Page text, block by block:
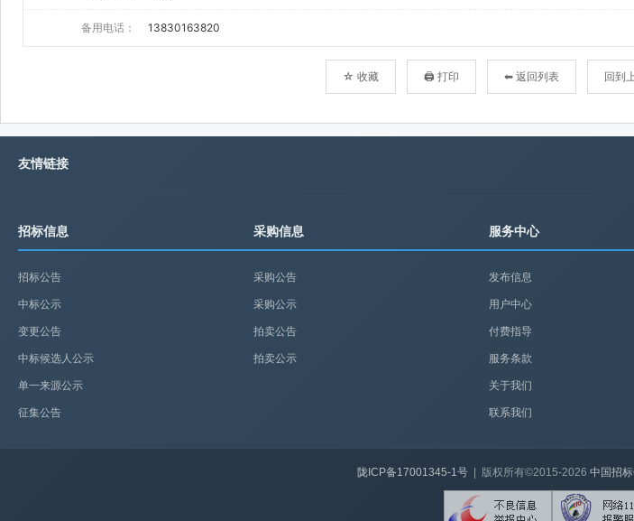
备用电话： 13830163820
☆ 收藏 🖨 打印 ⬅ 返回列表 回到
友情链接
招标信息
招标公告
中标公示
变更公告
中标候选人公示
单一来源公示
征集公告
采购信息
采购公告
采购公示
拍卖公告
拍卖公示
服务中心
发布信息
用户中心
付费指导
服务条款
关于我们
联系我们
陇ICP备17001345-1号 | 版权所有©2015-2026 中国招